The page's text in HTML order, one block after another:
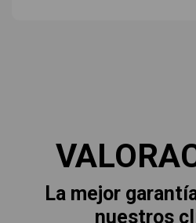
La mejor
nuestros